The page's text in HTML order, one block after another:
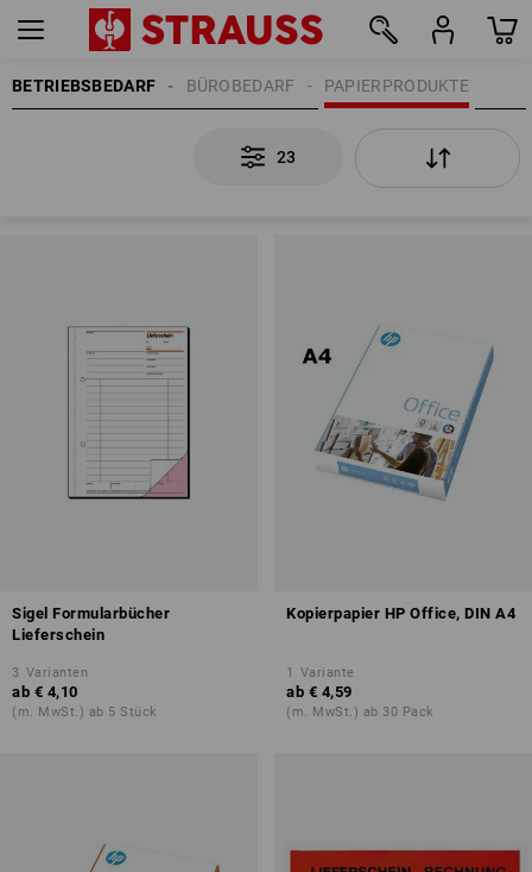
BETRIEBSBEDARF PAPIERPRODUKTE
BÜROBEDARF
23
Sigel Formularbücher
Lieferschein
3 Varianten
ab € 4,10
(m. MwSt.) ab 5 Stück
Kopierpapier HP Office, DIN A4
1 Variante
ab € 4,59
(m. MwSt.) ab 30 Pack